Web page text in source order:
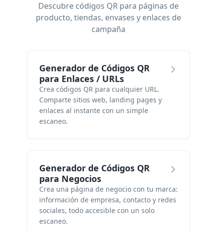
Descubre códigos QR para páginas de
producto, tiendas, envases y enlaces de
campaña
Generador de Códigos QR
para Enlaces / URLs
Crea códigos QR para cualquier URL.
Comparte sitios web, landing pages y
enlaces al instante con un simple
escaneo.
Generador de Códigos QR
para Negocios
Crea una página de negocio con tu marca:
información de empresa, contacto y redes
sociales, todo accesible con un solo
escaneo.